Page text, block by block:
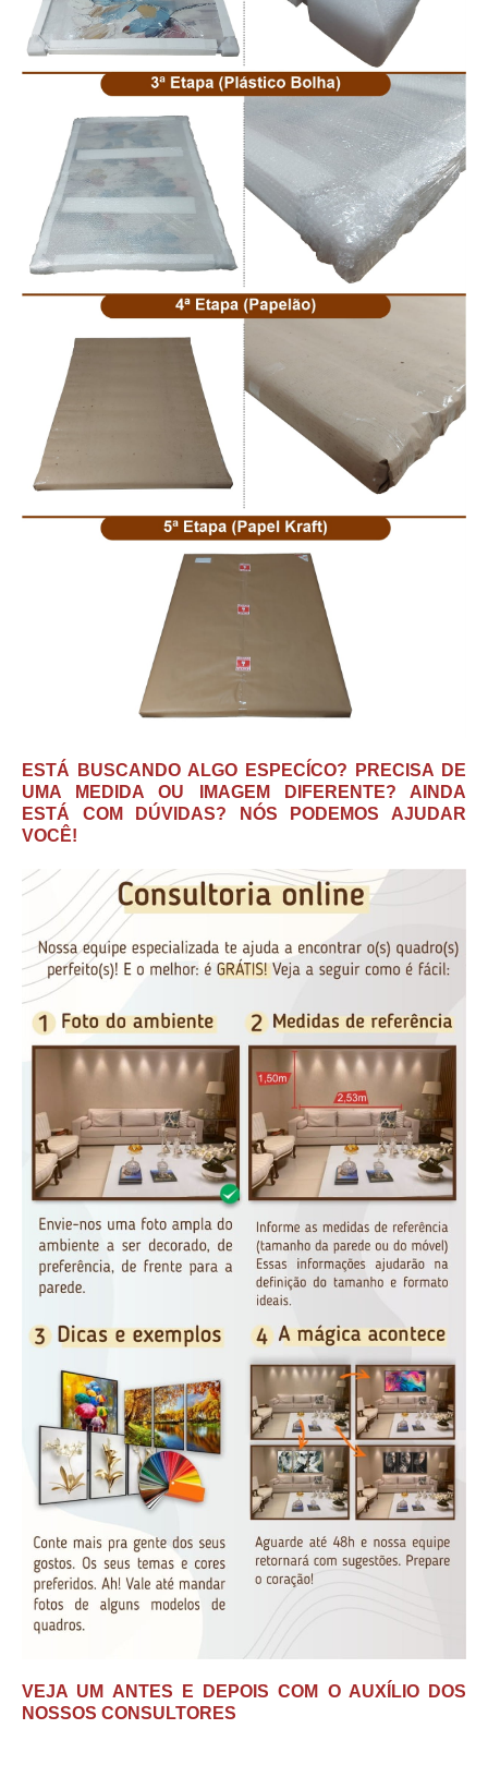
ESTÁ BUSCANDO ALGO ESPECÍCO? PRECISA DE
UMA MEDIDA OU IMAGEM DIFERENTE? AINDA
ESTÁ COM DÚVIDAS? NÓS PODEMOS AJUDAR
VOCÊ!
VEJA UM ANTES E DEPOIS COM O AUXÍLIO DOS
NOSSOS CONSULTORES